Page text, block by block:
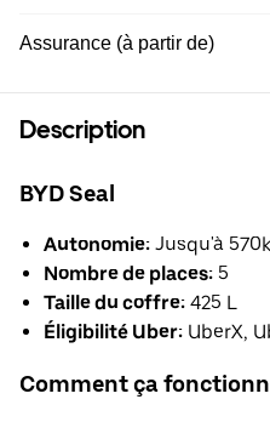
Assurance (à partir de)
Description
BYD Seal
Autonomie: Jusqu'à
Nombre de places: 5
Taille du coffre: 425 L
Éligibilité Uber: UberX,
Comment ça